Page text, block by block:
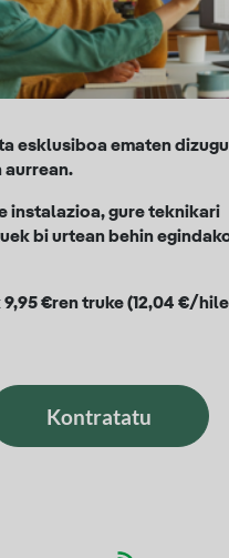
esklusiboa ematen
aurrean.
instalazioa, gure teknikari
bi urtean behin
9,95 €ren truke (12,04 €/
Kontratatu